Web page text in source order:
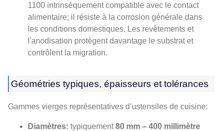
1100 intrinsèquement compatible avec le contact
alimentaire; il résiste à la corrosion générale dans
les conditions domestiques. Les revêtements et
l'anodisation protègent davantage le substrat et
contrôlent la migration.
Géométries typiques, épaisseurs et tolérances
Gammes vierges représentatives d’ustensiles de cuisine:
Diamètres: typiquement80 mm – 400 millimètre